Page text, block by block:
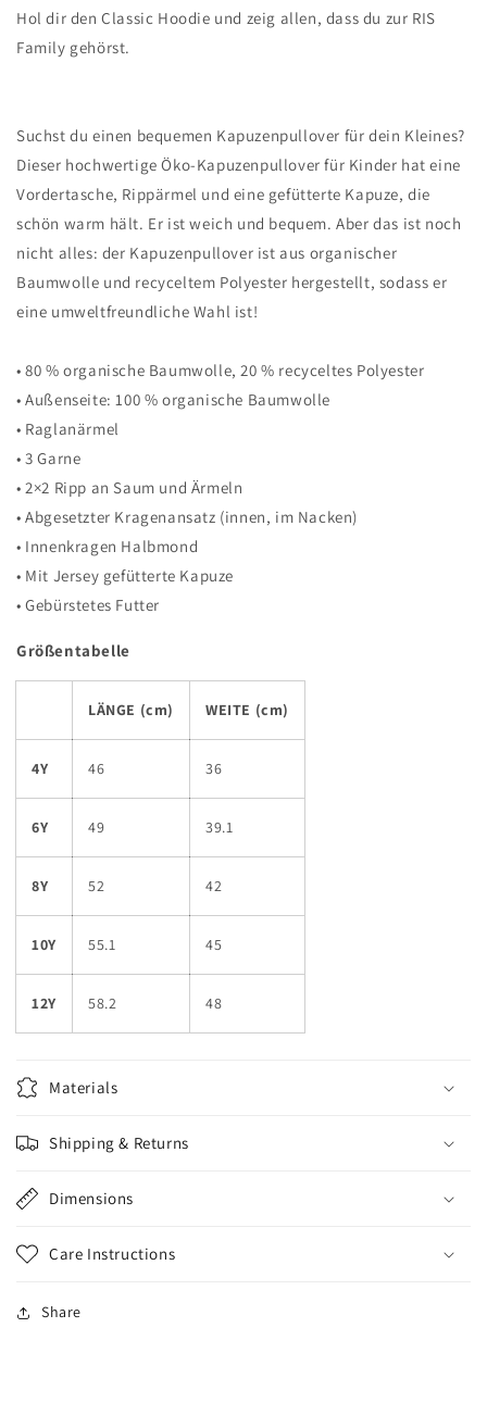
Hol dir den Classic Hoodie und zeig allen, dass du zur RIS
Family gehörst.
Suchst du einen bequemen Kapuzenpullover für dein Kleines?
Dieser hochwertige Öko-Kapuzenpullover für Kinder hat eine
Vordertasche, Rippärmel und eine gefütterte Kapuze, die
schön warm hält. Er ist weich und bequem. Aber das ist noch
nicht alles: der Kapuzenpullover ist aus organischer
Baumwolle und recyceltem Polyester hergestellt, sodass er
eine umweltfreundliche Wahl ist!
• 80 % organische Baumwolle, 20 % recyceltes Polyester
• Außenseite: 100 % organische Baumwolle
• Raglanärmel
• 3 Garne
• 2×2 Ripp an Saum und Ärmeln
• Abgesetzter Kragenansatz (innen, im Nacken)
• Innenkragen Halbmond
• Mit Jersey gefütterte Kapuze
• Gebürstetes Futter
Größentabelle
LÄNGE (cm) WEITE (cm)
4Y 46 36
6Y 49 39.1
8Y 52 42
10Y 55.1 45
12Y 58.2 48
Materials
Shipping & Returns
Dimensions
Care Instructions
Share